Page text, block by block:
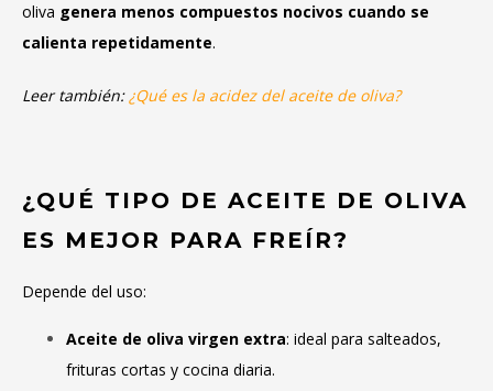
oliva genera menos compuestos nocivos cuando se
calienta repetidamente.
Leer también:¿Qué es la acidez del aceite de oliva?
¿QUÉ TIPO DE ACEITE DE OLIVA
ES MEJOR PARA FREÍR?
Depende del uso:
Aceite de oliva virgen extra: ideal para salteados,
frituras cortas y cocina diaria.